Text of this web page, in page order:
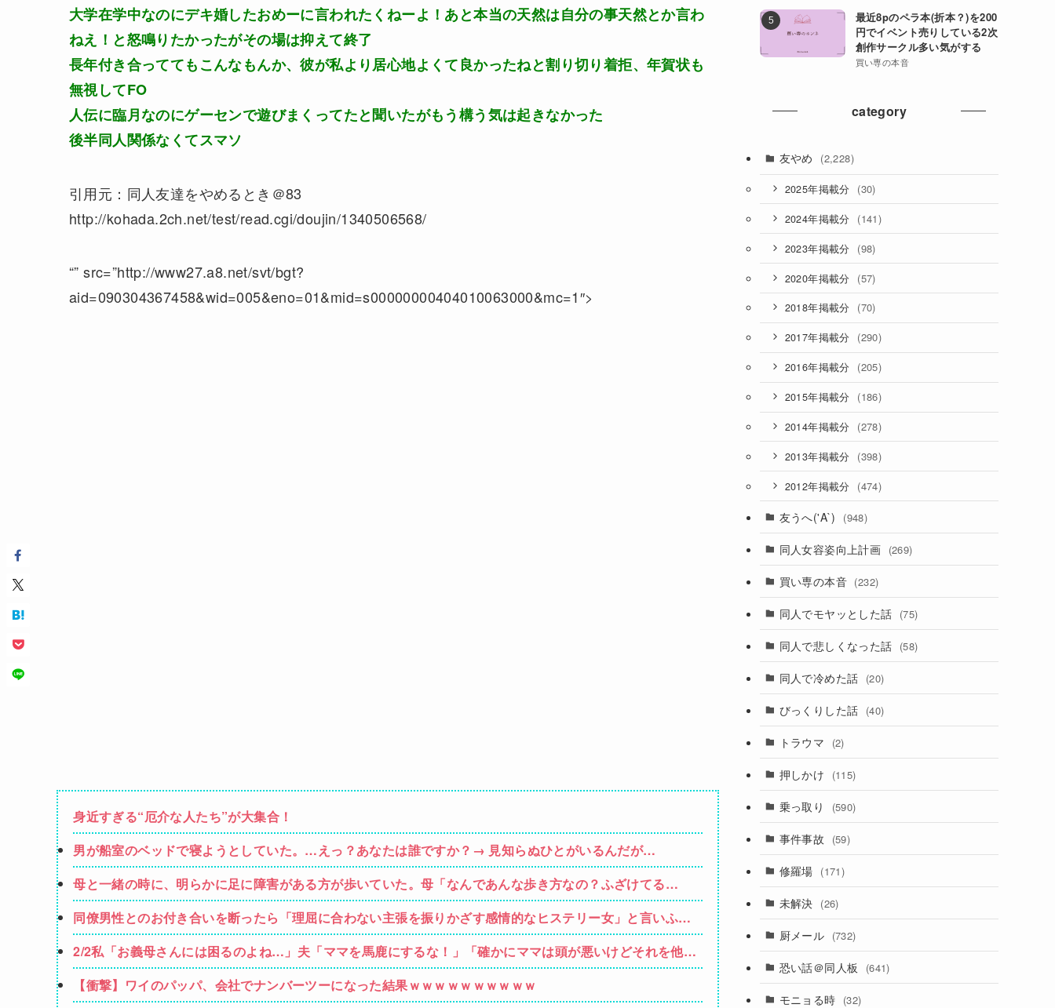
大学在学中なのにデキ婚したおめーに言われたくねーよ！あと本当の天然は自分の事天然とか言わ
ねえ！と怒鳴りたかったがその場は抑えて終了
長年付き合っててもこんなもんか、彼が私より居心地よくて良かったねと割り切り着拒、年賀状も
無視してFO
人伝に臨月なのにゲーセンで遊びまくってたと聞いたがもう構う気は起きなかった
後半同人関係なくてスマソ
引用元：同人友達をやめるとき＠83
http://kohada.2ch.net/test/read.cgi/doujin/1340506568/
“” src=”http://www27.a8.net/svt/bgt?
aid=090304367458&wid=005&eno=01&mid=s00000000404010063000&mc=1″>
身近すぎる“厄介な人たち”が大集合！
男が船室のベッドで寝ようとしていた。…えっ？あなたは誰ですか？→ 見知らぬひとがいるんだが…
母と一緒の時に、明らかに足に障害がある方が歩いていた。母「なんであんな歩き方なの？ふざけてる
の？」
同僚男性とのお付き合いを断ったら「理屈に合わない主張を振りかざす感情的なヒステリー女」と言いふら
されて・・・
2/2私「お義母さんには困るのよね…」夫「ママを馬鹿にするな！」「確かにママは頭が悪いけどそれを他人
に指摘されるのはムカつく！」もうこの人とは一緒にやっていけないけど、子供が
【衝撃】ワイのパッパ、会社でナンバーツーになった結果ｗｗｗｗｗｗｗｗｗｗ
最近8pのペラ本(折本？)を200
円でイベント売りしている2次
創作サークル多い気がする
買い専の本音
category
友やめ (2,228)
2025年掲載分 (30)
2024年掲載分 (141)
2023年掲載分 (98)
2020年掲載分 (57)
2018年掲載分 (70)
2017年掲載分 (290)
2016年掲載分 (205)
2015年掲載分 (186)
2014年掲載分 (278)
2013年掲載分 (398)
2012年掲載分 (474)
友うへ('A`) (948)
同人女容姿向上計画 (269)
買い専の本音 (232)
同人でモヤッとした話 (75)
同人で悲しくなった話 (58)
同人で冷めた話 (20)
びっくりした話 (40)
トラウマ (2)
押しかけ (115)
乗っ取り (590)
事件事故 (59)
修羅場 (171)
未解決 (26)
厨メール (732)
恐い話＠同人板 (641)
モニョる時 (32)